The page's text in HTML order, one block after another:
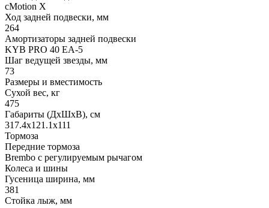
cMotion X
Ход задней подвески, мм
264
Амортизаторы задней подвески
KYB PRO 40 EA-5
Шаг ведущей звезды, мм
73
Размеры и вместимость
Сухой вес, кг
475
Габариты (ДхШхВ), см
317.4х121.1х111
Тормоза
Передние тормоза
Brembo с регулируемым рычагом
Колеса и шины
Гусеница ширина, мм
381
Стойка лыж, мм